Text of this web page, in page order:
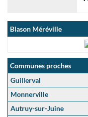
Blason Méréville
Communes proches
Guillerval
Monnerville
Autruy-sur-Juine